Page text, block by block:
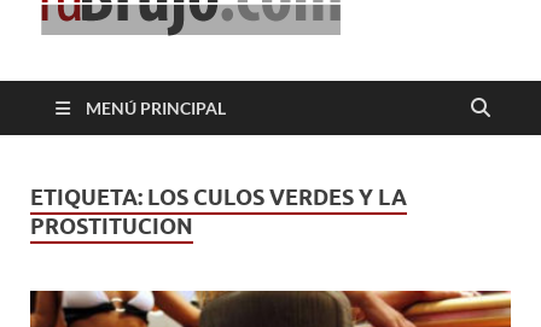
MENÚ PRINCIPAL
ETIQUETA: LOS CULOS VERDES Y LA
PROSTITUCION